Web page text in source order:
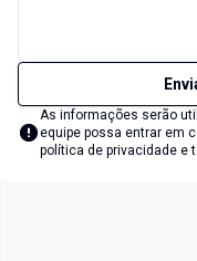
As informações serão
equipe possa entrar em
política de privacidade e